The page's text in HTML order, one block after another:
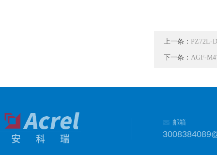
上一条： PZ72L-
下一条： AGF-
邮箱